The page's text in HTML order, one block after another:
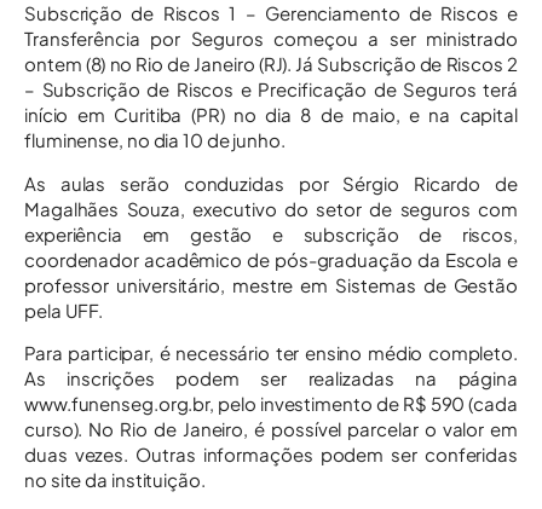
Subscrição de Riscos 1 – Gerenciamento de Riscos e
Transferência por Seguros começou a ser ministrado
ontem (8) no Rio de Janeiro (RJ). Já Subscrição de Riscos 2
– Subscrição de Riscos e Precificação de Seguros terá
início em Curitiba (PR) no dia 8 de maio, e na capital
fluminense, no dia 10 de junho.
As aulas serão conduzidas por Sérgio Ricardo de
Magalhães Souza, executivo do setor de seguros com
experiência em gestão e subscrição de riscos,
coordenador acadêmico de pós-graduação da Escola e
professor universitário, mestre em Sistemas de Gestão
pela UFF.
Para participar, é necessário ter ensino médio completo.
As inscrições podem ser realizadas na página
www.funenseg.org.br, pelo investimento de R$ 590 (cada
curso). No Rio de Janeiro, é possível parcelar o valor em
duas vezes. Outras informações podem ser conferidas
no site da instituição.